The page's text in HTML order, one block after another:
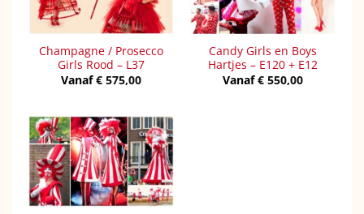
Champagne / Prosecco
Girls Rood – L37
Vanaf€ 575,00
Candy Girls en Boys
Hartjes – E120 + E12
Vanaf€ 550,00